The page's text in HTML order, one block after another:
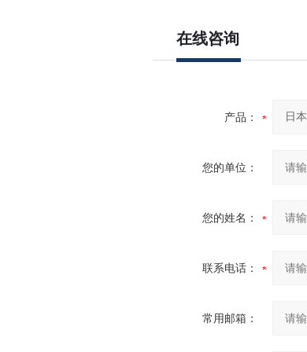
在线咨询
产品：
您的单位：
您的姓名：
联系电话：
常用邮箱：